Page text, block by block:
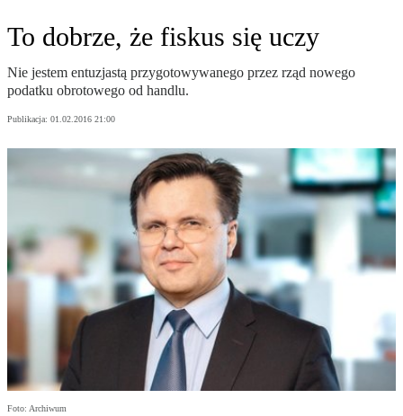
To dobrze, że fiskus się uczy
Nie jestem entuzjastą przygotowywanego przez rząd nowego
podatku obrotowego od handlu.
Publikacja: 01.02.2016 21:00
Foto: Archiwum